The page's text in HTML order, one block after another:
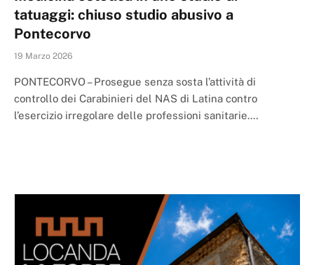
tatuaggi: chiuso studio abusivo a
Pontecorvo
19 Marzo 2026
PONTECORVO – Prosegue senza sosta l’attività di
controllo dei Carabinieri del NAS di Latina contro
l’esercizio irregolare delle professioni sanitarie.…